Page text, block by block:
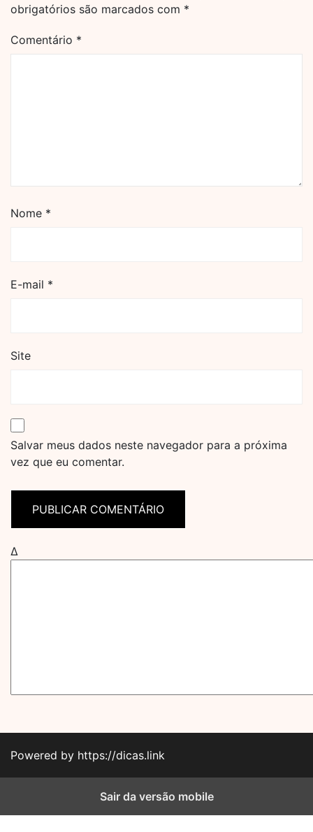
obrigatórios são marcados com *
Comentário *
Nome *
E-mail *
Site
Salvar meus dados neste navegador para a próxima
vez que eu comentar.
Δ
Powered by https://dicas.link
Sair da versão mobile